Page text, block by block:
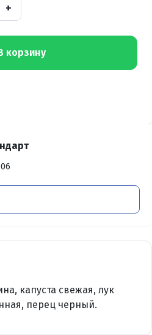
+
корзину
капуста свежая, лук
перец черный.